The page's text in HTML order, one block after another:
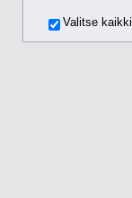
Valitse kaikki